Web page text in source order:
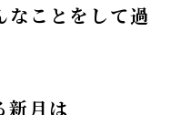
なことをして過
新月は